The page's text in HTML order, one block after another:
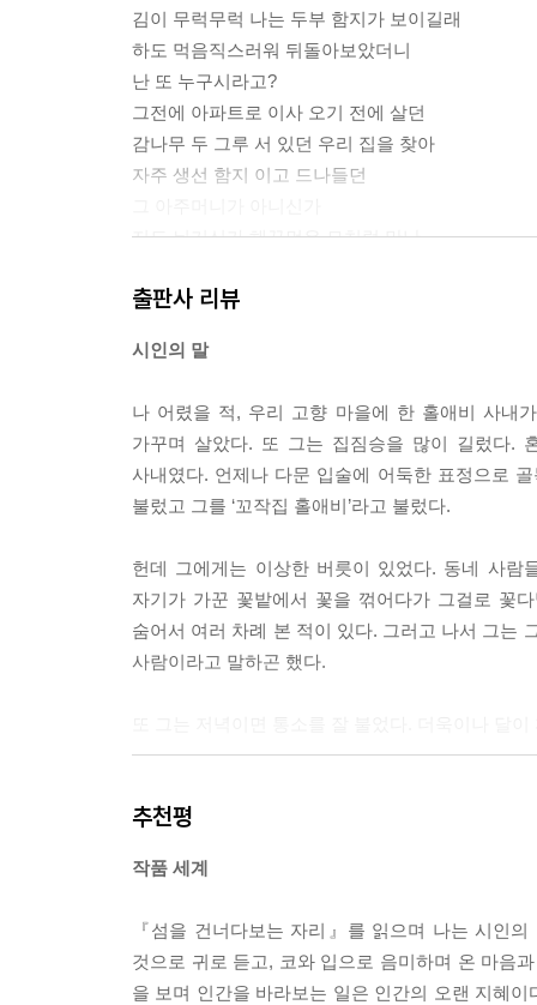
김이 무럭무럭 나는 두부 함지가 보이길래
하도 먹음직스러워 뒤돌아보았더니
난 또 누구시라고?
그전에 아파트로 이사 오기 전에 살던
감나무 두 그루 서 있던 우리 집을 찾아
자주 생선 함지 이고 드나들던
지도 뉘기신가 해꾸먼유 모처럼 만난
두어 개 모스라진 앞이빨
아무래도 두부를 닮았다
아직은 뜨끈뜨끈 온기도 남아 있을
두부를 바라보며 나도 두부 장수 아주머니에게
먹음직한 두부쯤으로
보여졌으면 좋겠구나 생각해 본다.
한 사람이
걷고 걸어서
들판에 가늘은
이슬의 깃발을 든 각시풀들도
마중 나오고
하늘의 달님이며
별들도 내려와 그 길을
비춘다.
출판사 리뷰
시인의 말
나 어렸을 적, 우리 고향 마을에 한 홀애비 사내
가꾸며 살았다. 또 그는 집짐승을 많이 길렀다.
사내였다. 언제나 다문 입술에 어둑한 표정으로
불렀고 그를 ‘꼬작집 홀애비’라고 불렀다.
헌데 그에게는 이상한 버릇이 있었다. 동네 사람
자기가 가꾼 꽃밭에서 꽃을 꺾어다가 그걸로 꽃
숨어서 여러 차례 본 적이 있다. 그러고 나서 그는
사람이라고 말하곤 했다.
떠나가곤 하였다. 사람들은 더욱 그가 미쳤다고
뿔에 걸어주던 꽃다발쯤이었으면 더욱 좋겠다.
추천평
작품 세계
『섬을 건너다보는 자리』를 읽으며 나는 시인
것으로 귀로 듣고, 코와 입으로 음미하며 온 마음
을 보며 인간을 바라보는 일은 인간의 오랜 지혜